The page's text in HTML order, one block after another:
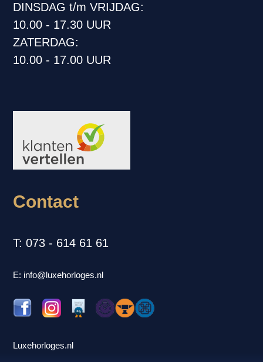
DINSDAG t/m VRIJDAG:
10.00 - 17.30 UUR
ZATERDAG:
10.00 - 17.00 UUR
Contact
T: 073 - 614 61 61
E: info@luxehorloges.nl
Luxehorloges.nl